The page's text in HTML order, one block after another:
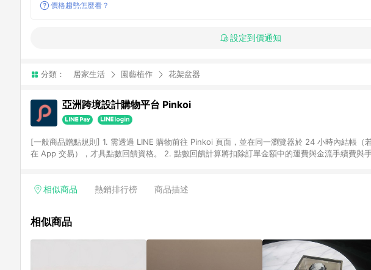
價格趨勢怎麼看？
設定到價通知
分類： 居家生活 園藝植作 花架盆器
亞洲跨境設計購物平台 Pinkoi
[一般商品贈點規則] 1. 需透過 LINE 購物前往 Pinkoi 頁面，並在同一瀏覽器於 24 小時內結帳（
在 App 交易），才具點數回饋資格。 2. 點數回饋計算將扣除訂單金額中的運費與金流手續費與
格，部分退款不在此限。 6. APP 請更新至Android v4.6.0 / iOS v4.1.5 以上才具贈點資格。 7.
使用規則請以點數紅包活動說明為準。 11. 若於 LINE 購物前往 Pinkoi 頁面後才首次下載 Pinkoi
相似商品 熱銷排行榜 商品描述
相似商品